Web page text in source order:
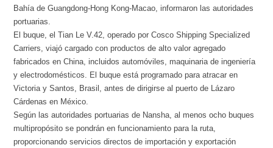
Bahía de Guangdong-Hong Kong-Macao, informaron las autoridades
portuarias.
El buque, el Tian Le V.42, operado por Cosco Shipping Specialized
Carriers, viajó cargado con productos de alto valor agregado
fabricados en China, incluidos automóviles, maquinaria de ingeniería
y electrodomésticos. El buque está programado para atracar en
Victoria y Santos, Brasil, antes de dirigirse al puerto de Lázaro
Cárdenas en México.
Según las autoridades portuarias de Nansha, al menos ocho buques
multipropósito se pondrán en funcionamiento para la ruta,
proporcionando servicios directos de importación y exportación